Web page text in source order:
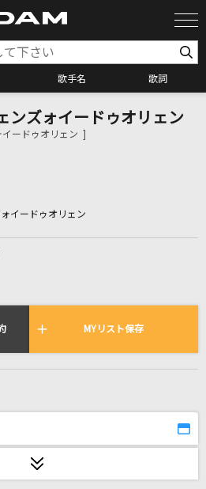
歌手名 歌詞
ラオケ検索
歌われている曲の一覧
ンズォイードゥオリェン
ードゥオリェン ]
イードゥオリェン
MYリスト保存